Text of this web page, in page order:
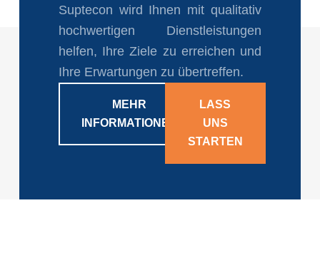
Suptecon wird Ihnen mit qualitativ
hochwertigen Dienstleistungen
helfen, Ihre Ziele zu erreichen und
Ihre Erwartungen zu übertreffen.
MEHR
INFORMATIONEN
LASS
UNS
STARTEN